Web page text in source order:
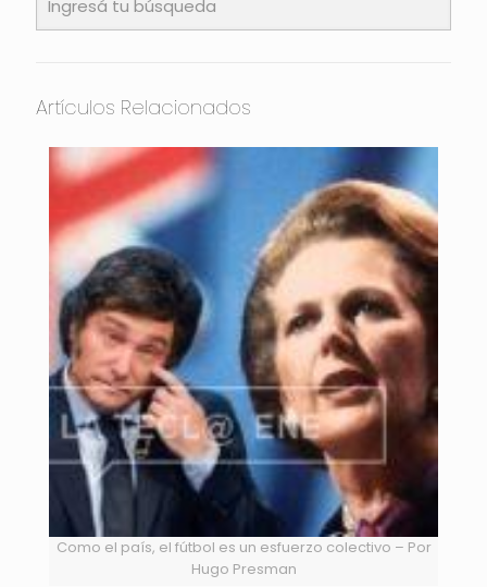
Artículos Relacionados
Como el país, el fútbol es un esfuerzo colectivo – Por
Hugo Presman